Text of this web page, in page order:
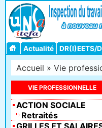
Actualité DR(I)EETS/
Accueil » Vie
VIE PROFESSIONNELLE
ACTION SOCIALE
Retraités
GRILLES ET